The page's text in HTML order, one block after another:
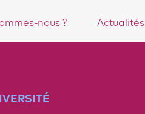
nous ? Actualités